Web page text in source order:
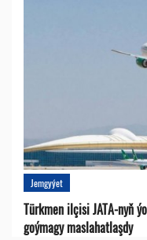
Jemgyýet
Türkmen ilçisi JATA-nyň
goýmagy maslahatlaşdy